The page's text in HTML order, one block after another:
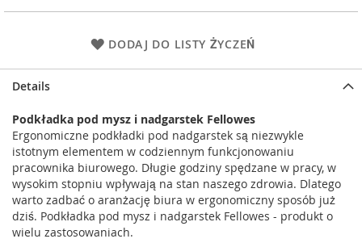
DODAJ DO LISTY ŻYCZEŃ
Details
Podkładka pod mysz i nadgarstek Fellowes
Ergonomiczne podkładki pod nadgarstek są niezwykle
istotnym elementem w codziennym funkcjonowaniu
pracownika biurowego. Długie godziny spędzane w pracy, w
wysokim stopniu wpływają na stan naszego zdrowia. Dlatego
warto zadbać o aranżację biura w ergonomiczny sposób już
dziś. Podkładka pod mysz i nadgarstek Fellowes - produkt o
wielu zastosowaniach.